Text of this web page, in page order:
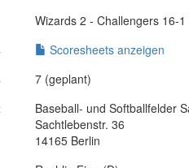
Wizards 2 - Challengers 16-1
Scoresheets anzeigen
7 (geplant)
Baseball- und Softballfelder
Sachtlebenstr. 36
14165 Berlin